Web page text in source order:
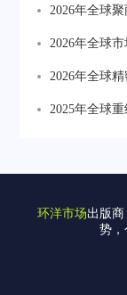
2026年全球
2026年全球
2026年全球
2025年全球
率水平下推
环洋市场出版商
势，